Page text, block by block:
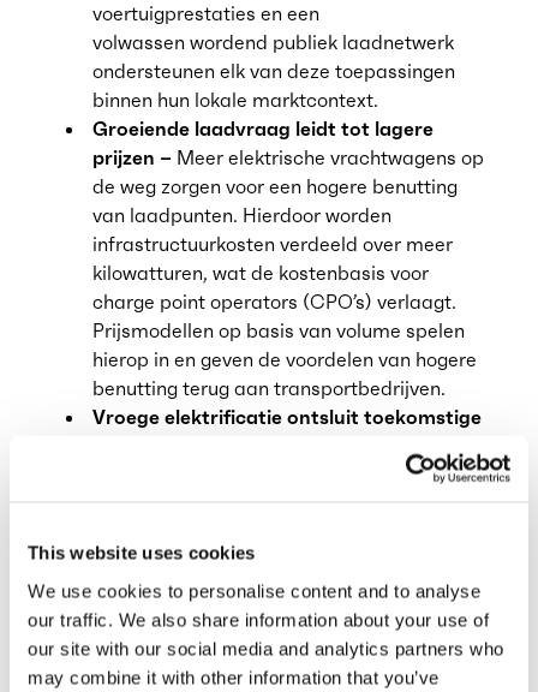
This website uses cookies
We use cookies to personalise content and to analyse
our traffic. We also share information about your use of
our site with our social media and analytics partners who
may combine it with other information that you’ve
voertuigprestaties en een
volwassen wordend publiek laadnetwerk
ondersteunen elk van deze toepassingen
binnen hun lokale marktcontext.
Groeiende laadvraag leidt tot lagere
prijzen – Meer elektrische vrachtwagens op
de weg zorgen voor een hogere benutting
van laadpunten. Hierdoor worden
infrastructuurkosten verdeeld over meer
kilowatturen, wat de kostenbasis voor
charge point operators (CPO’s) verlaagt.
Prijsmodellen op basis van volume spelen
hierop in en geven de voordelen van hogere
benutting terug aan transportbedrijven.
Vroege elektrificatie ontsluit toekomstige
transitie van wagenparken blijven de eerste
profiteren deze voertuigen later van
volumekortingen die pas in een latere fase
van de transitie ontstaan, wat hun totale
kosten over de levensduur verder verbetert.